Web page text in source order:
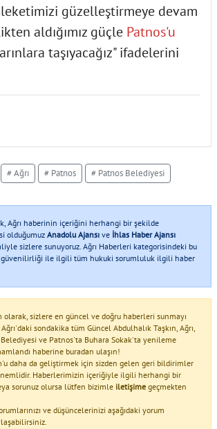
güzelleştirmeye devam
aldığımız güçle Patnos'u
taşıyacağız" ifadelerini
# Ağrı # Patnos # Patnos Belediyesi
Ağrı haberinin içeriğini herhangi bir şekilde
olduğumuzAnadolu Ajansı ve İhlas Haber Ajansı
sizlere sunuyoruz. Ağrı Haberleri kategorisindeki bu
güvenilirliği ile ilgili tüm hukuki sorumluluk ilgili haber
olarak, sizlere en güncel ve doğru haberleri sunmayı
sondakika tüm Güncel Abdulhalık Taşkın, Ağrı,
ve Patnos'ta Buhara Sokak'ta yenileme
haberine buradan ulaşın!
daha da geliştirmek için sizden gelen geri bildirimler
Haberlerimizin içeriğiyle ilgili herhangi bir
sorunuz olursa lütfen bizimle iletişime geçmekten
ve düşüncelerinizi aşağıdaki yorum